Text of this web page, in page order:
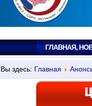
ГЛАВНАЯ,
Вы здесь: Главная